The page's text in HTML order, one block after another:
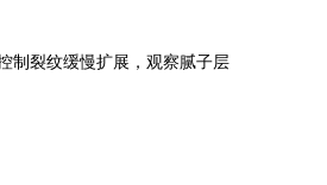
制裂纹缓慢扩展，观察腻子层